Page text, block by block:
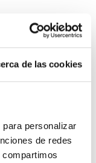
de las cookies
personalizar
de redes
gastronòmic de